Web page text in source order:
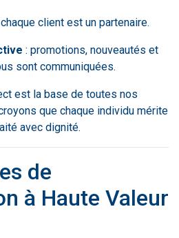
client est un partenaire.
: promotions, nouveautés et
sont communiquées.
est la base de toutes nos
que chaque individu mérite
avec dignité.
de
à Haute Valeur